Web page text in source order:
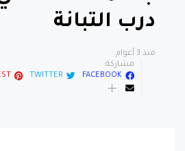
منذ 3 أعوام
FACEBOOK